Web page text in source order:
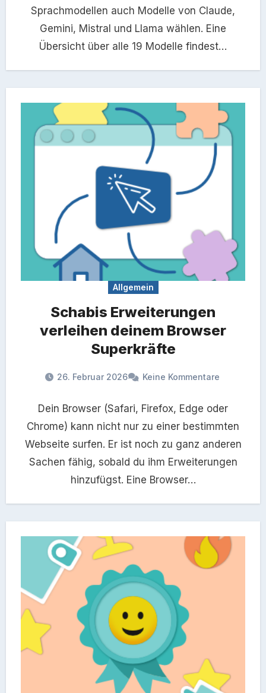
Sprachmodellen auch Modelle von Claude,
Gemini, Mistral und Llama wählen. Eine
Übersicht über alle 19 Modelle findest…
Allgemein
Schabis Erweiterungen
verleihen deinem Browser
Superkräfte
26. Februar 2026 Keine Kommentare
Dein Browser (Safari, Firefox, Edge oder
Chrome) kann nicht nur zu einer bestimmten
Webseite surfen. Er ist noch zu ganz anderen
Sachen fähig, sobald du ihm Erweiterungen
hinzufügst. Eine Browser…